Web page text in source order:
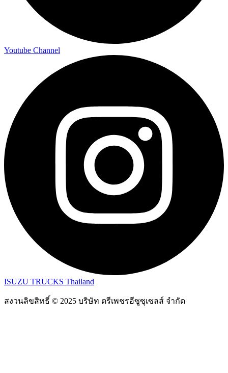
Youtube Channel
ISUZU TRUCKS Thailand
สงวนลิขสิทธิ์ © 2025 บริษัท ตรีเพชรอีซูซุเซลส์ จำกัด